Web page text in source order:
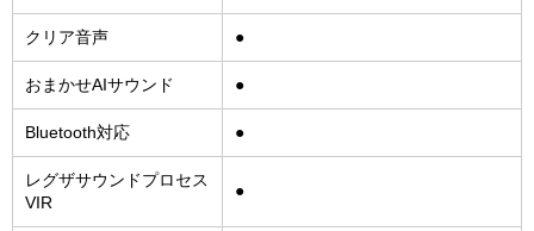
クリア音声 ●
おまかせAIサウンド ●
Bluetooth対応 ●
レグザサウンドプロセス
VIR
●